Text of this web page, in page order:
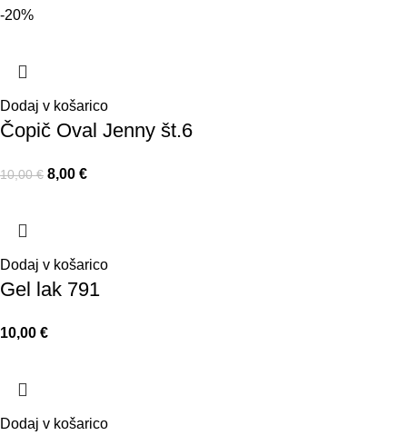
-20%
Dodaj v košarico
Čopič Oval Jenny št.6
10,00€ 8,00€
Dodaj v košarico
Gel lak 791
10,00€
Dodaj v košarico